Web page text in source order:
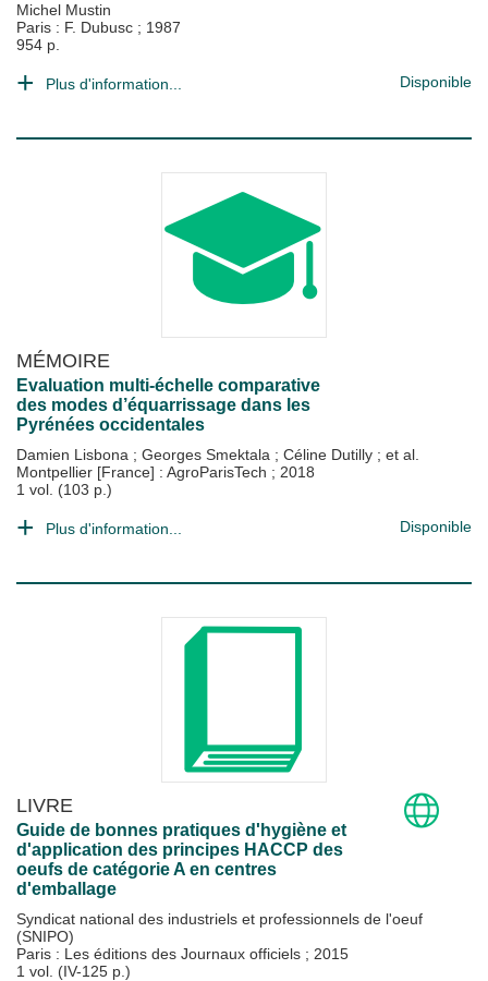
Michel Mustin
Paris : F. Dubusc ; 1987
954 p.
Plus d'information... Disponible
MÉMOIRE
Evaluation multi-échelle comparative
des modes d’équarrissage dans les
Pyrénées occidentales
Damien Lisbona ; Georges Smektala ; Céline Dutilly ; et al.
Montpellier [France] : AgroParisTech ; 2018
1 vol. (103 p.)
Plus d'information... Disponible
LIVRE
Guide de bonnes pratiques d'hygiène et
d'application des principes HACCP des
oeufs de catégorie A en centres
d'emballage
Syndicat national des industriels et professionnels de l'oeuf
(SNIPO)
Paris : Les éditions des Journaux officiels ; 2015
1 vol. (IV-125 p.)